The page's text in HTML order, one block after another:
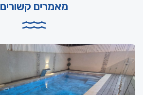
מאמרים קשורים